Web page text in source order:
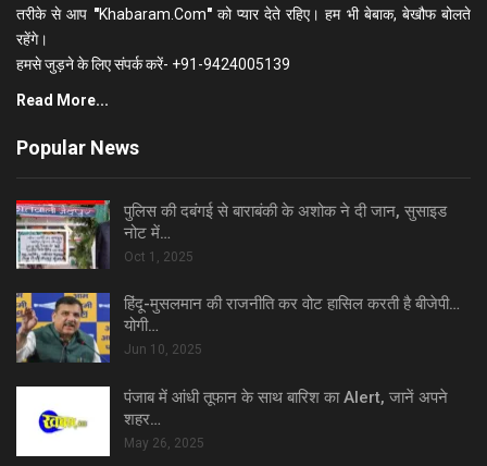
तरीके से आप "Khabaram.Com"को प्यार देते रहिए। हम भी बेबाक, बेखौफ बोलते
रहेंगे।
हमसे जुड़ने के लिए संपर्क करें- +91-9424005139
Read More...
Popular News
पुलिस की दबंगई से बाराबंकी के अशोक ने दी जान, सुसाइड
नोट में…
Oct 1, 2025
हिंदू-मुसलमान की राजनीति कर वोट हासिल करती है बीजेपी…
योगी…
Jun 10, 2025
पंजाब में आंधी तूफान के साथ बारिश का Alert, जानें अपने
शहर…
May 26, 2025